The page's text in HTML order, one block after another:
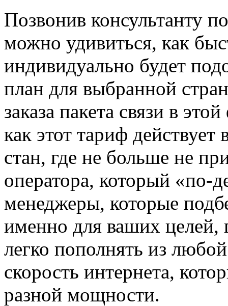
Позвонив консультанту
можно удивиться, как
индивидуально будет
план для выбранной
заказа пакета связи в
как этот тариф
стан, где не больше не
оператора, который «по-
менеджеры, которые
именно для ваших целей,
легко пополнять из
скорость интернета,
разной мощности.